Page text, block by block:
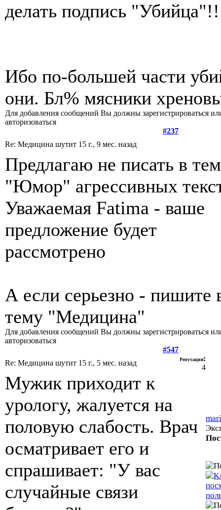
делать подпись
Ибо по-большей части
они. Бл% мясники
Для добавления сообщений Вы должны зарегистрироваться
авторизоваться
#237
Re: Медицина шутит 15 г., 9 мес. назад
Предлагаю не писать в
"Юмор" агрессивных
Уважаемая Fatima - ваше
предложение будет
рассмотрено
А если серьезно - пишите
тему "Медицина"
Для добавления сообщений Вы должны зарегистрироваться
авторизоваться
#547
Re: Медицина шутит 15 г., 5 мес. назад Репутация:
4
Мужик приходит к
урологу, жалуется на
половую слабость. Врач
осматривает его и
спрашивает: "У вас
случайные связи